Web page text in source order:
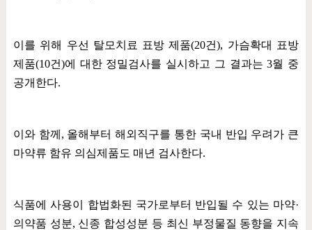
이를 위해 우선 탈모치료 표방 제품(20건), 가슴확대 표방
제품(10건)에 대한 정밀검사를 실시하고 그 결과는3월 중
공개한다.
이와 함께 , 올해부터 해외직구를 통한 국내 반입 우려가 큰
마약류 함유 의심제품도 매년 검사한다.
식품에 사용이 합법화된 국가로부터 반입될 수 있는 마약·
의약품 성분, 신종 합성성분 등 최신 부정물질 동향을 지속